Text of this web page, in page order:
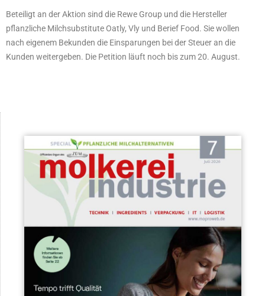
Beteiligt an der Aktion sind die Rewe Group und die Hersteller
pflanzliche Milchsubstitute Oatly, Vly und Berief Food. Sie wollen
nach eigenem Bekunden die Einsparungen bei der Steuer an die
Kunden weitergeben. Die Petition läuft noch bis zum 20. August.